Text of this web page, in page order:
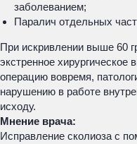
заболеванием;
Паралич отдельных
При искривлении выше 60
экстренное
операцию вовремя,
нарушению в работе
исходу.
Мнение врача:
Исправление сколиоза с